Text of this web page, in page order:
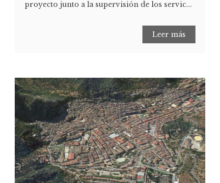
proyecto junto a la supervisión de los servic...
Leer más